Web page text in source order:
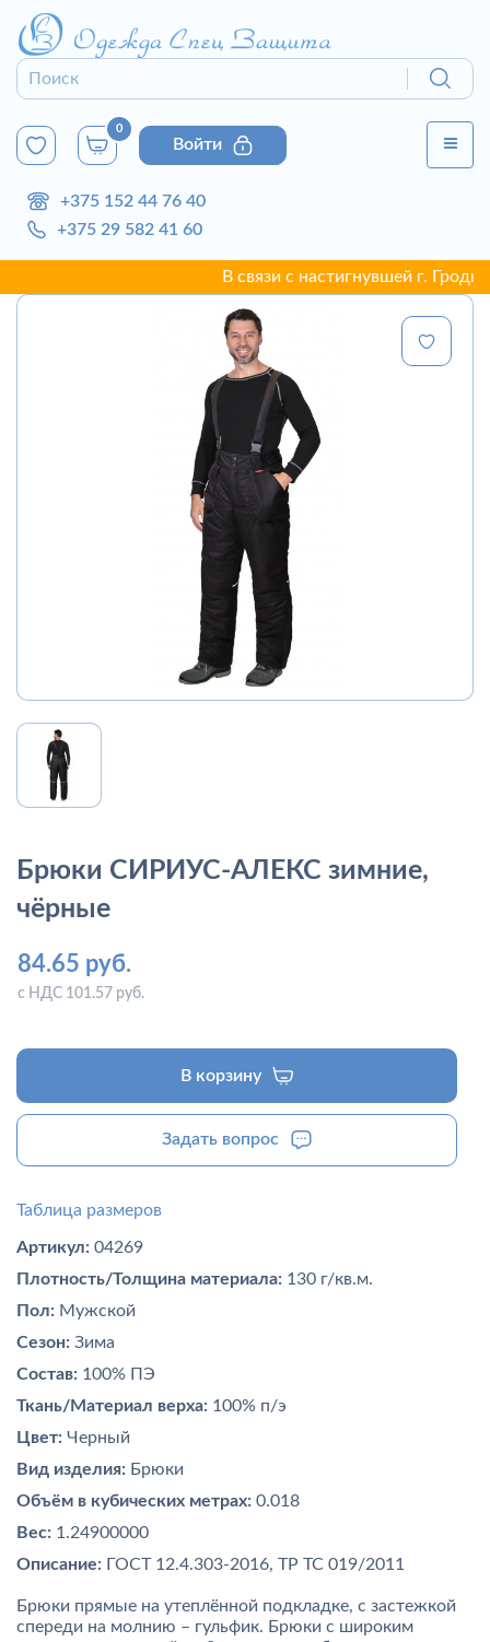
0
Войти
+375 152 44 76 40
+375 29 582 41 60
В связи с настигнувшей г. Гродно
Брюки СИРИУС-АЛЕКС зимние,
чёрные
84.65 руб.
с НДС 101.57 руб.
В корзину
Задать вопрос
Таблица размеров
Артикул: 04269
Плотность/Толщина материала: 130 г/кв.м.
Пол: Мужской
Сезон: Зима
Состав: 100% ПЭ
Ткань/Материал верха: 100% п/э
Цвет: Черный
Вид изделия: Брюки
Объём в кубических метрах: 0.018
Вес: 1.24900000
Описание: ГОСТ 12.4.303-2016, ТР ТС 019/2011
Брюки прямые на утеплённой подкладке, с застежкой
спереди на молнию – гульфик. Брюки с широким